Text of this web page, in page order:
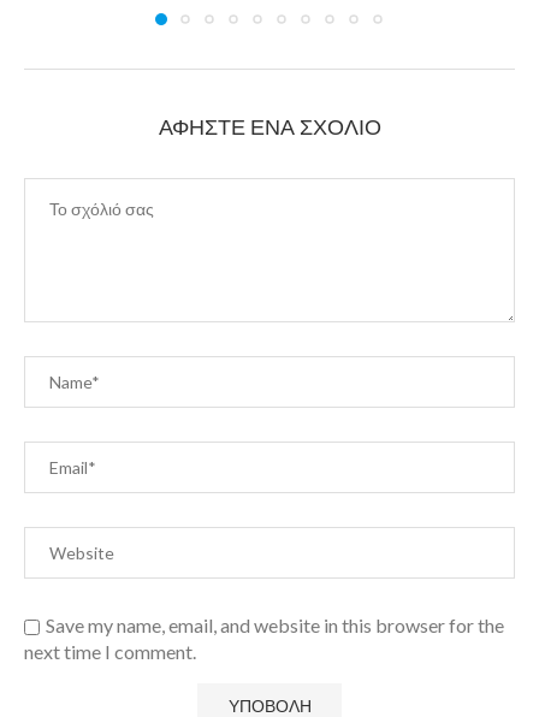
ΑΦΉΣΤΕ ΈΝΑ ΣΧΌΛΙΟ
Save my name, email, and website in this browser for the
next time I comment.